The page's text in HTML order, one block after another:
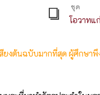
ชุด
โอวาทแ
ยงต้นฉบับมากที่สุด ผู้ศึกษ